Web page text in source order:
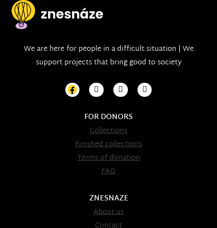
We are here for people in a difficult situation | We
support projects that bring good to society
FOR DONORS
Collections
Finished collections
Terms of donation
FAQ
ZNESNAZE
About us